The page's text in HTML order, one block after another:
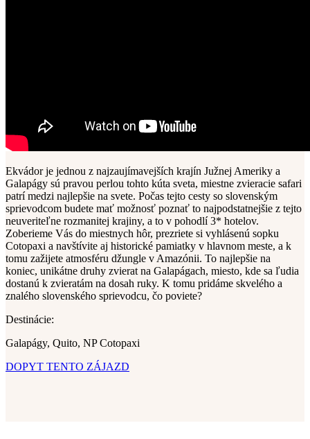
Ekvádor je jednou z najzaujímavejších krajín Južnej Ameriky a
Galapágy sú pravou perlou tohto kúta sveta, miestne zvieracie safari
patrí medzi najlepšie na svete. Počas tejto cesty so slovenským
sprievodcom budete mať možnosť poznať to najpodstatnejšie z tejto
neuveriteľne rozmanitej krajiny, a to v pohodlí 3* hotelov.
Zoberieme Vás do miestnych hôr, prezriete si vyhlásenú sopku
Cotopaxi a navštívite aj historické pamiatky v hlavnom meste, a k
tomu zažijete atmosféru džungle v Amazónii. To najlepšie na
koniec, unikátne druhy zvierat na Galapágach, miesto, kde sa ľudia
dostanú k zvieratám na dosah ruky. K tomu pridáme skvelého a
znalého slovenského sprievodcu, čo poviete?
Destinácie:
Galapágy, Quito, NP Cotopaxi
DOPYT TENTO ZÁJAZD